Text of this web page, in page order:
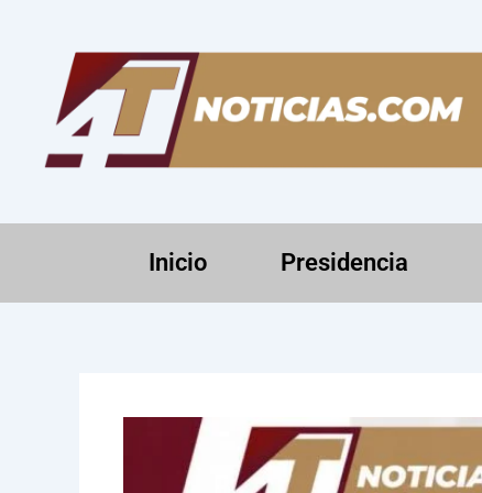
contenido
Inicio Presidencia